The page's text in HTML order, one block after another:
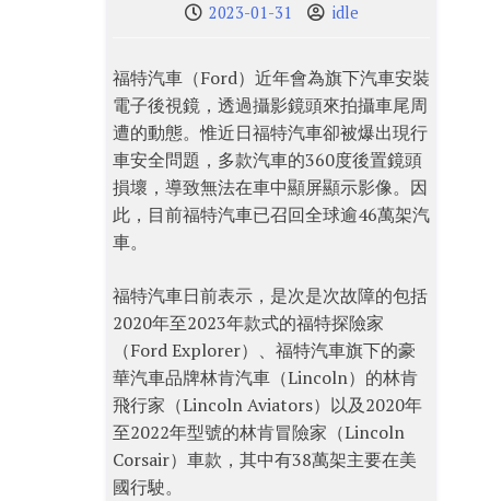
2023-01-31 idle
福特汽車（Ford）近年會為旗下汽車安裝
電子後視鏡，透過攝影鏡頭來拍攝車尾周
遭的動態。惟近日福特汽車卻被爆出現行
車安全問題，多款汽車的360度後置鏡頭
損壞，導致無法在車中顯屏顯示影像。因
此，目前福特汽車已召回全球逾46萬架汽
車。
福特汽車日前表示，是次是次故障的包括
2020年至2023年款式的福特探險家
（Ford Explorer）、福特汽車旗下的豪
華汽車品牌林肯汽車（Lincoln）的林肯
飛行家（Lincoln Aviators）以及2020年
至2022年型號的林肯冒險家（Lincoln
Corsair）車款，其中有38萬架主要在美
國行駛。